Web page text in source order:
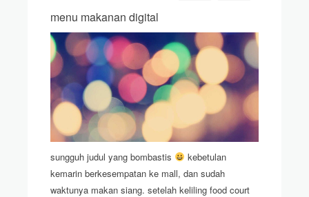
menu makanan digital
sungguh judul yang bombastis
kebetulan
kemarin berkesempatan ke mall, dan sudah
waktunya makan siang. setelah keliling food court